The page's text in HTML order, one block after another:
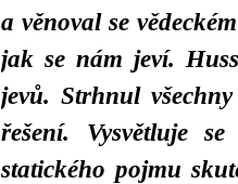
a věnoval se
jak se nám jeví.
jevů. Strhnul
řešení. Vysvětluje
statického pojmu